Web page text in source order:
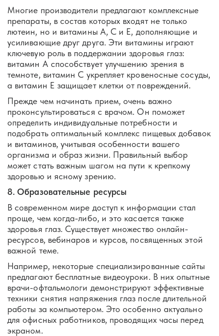
Многие производители предлагают комплексные
препараты, в состав которых входят не только
лютеин, но и витамины А, С и Е, дополняющие и
усиливающие друг друга. Эти витамины играют
ключевую роль в поддержании здоровья глаз:
витамин А способствует улучшению зрения в
темноте, витамин С укрепляет кровеносные сосуды,
а витамин Е защищает клетки от повреждений.
Прежде чем начинать прием, очень важно
проконсультироваться с врачом. Он поможет
определить индивидуальные потребности и
подобрать оптимальный комплекс пищевых добавок
и витаминов, учитывая особенности вашего
организма и образ жизни. Правильный выбор
может стать важным шагом на пути к крепкому
здоровью и ясному зрению.
8. Образовательные ресурсы
В современном мире доступ к информации стал
проще, чем когда-либо, и это касается также
здоровья глаз. Существует множество онлайн-
ресурсов, вебинаров и курсов, посвященных этой
важной теме.
Например, некоторые специализированные сайты
предлагают бесплатные видеоуроки. В них опытные
врачи-офтальмологи демонстрируют эффективные
техники снятия напряжения глаз после длительной
работы за компьютером. Это особенно актуально
для офисных работников, проводящих часы перед
экраном.